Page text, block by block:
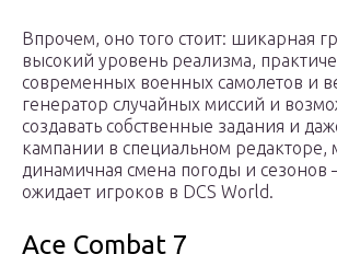
Впрочем, оно того стоит: шикарная
высокий уровень реализма,
современных военных самолетов и
генератор случайных миссий и
создавать собственные задания и
кампании в специальном редакторе,
динамичная смена погоды и сезонов
ожидает игроков в DCS World.
Ace Combat 7